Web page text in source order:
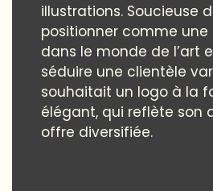
illustrations. Soucieuse
positionner comme une
dans le monde de l’art
séduire une clientèle
souhaitait un logo à la
élégant, qui reflète son
offre diversifiée.